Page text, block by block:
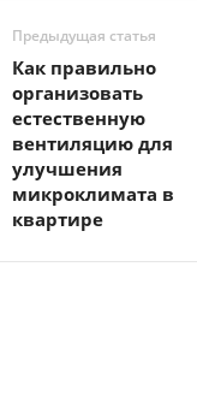
Предыдущая статья
Как правильно
организовать
естественную
вентиляцию для
улучшения
микроклимата в
квартире